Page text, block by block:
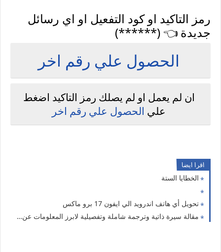
رمز التاكيد او كود التفعيل او اي رسائل
جديدة 👈 (******)
الحصول علي رقم اخر
ان لم يعمل او لم يصلك رمز التاكيد اضغط
علي الحصول علي رقم اخر
اقرا ايضا
الخطايا الستة
تحويل أي هاتف اندرويد الي ايفون 17 برو ماكس
مقالة سيرة ذاتية وترجمة شاملة وتفصيلية لابرز المعلومات عن مؤمن علام من خلال deep research chatgpt